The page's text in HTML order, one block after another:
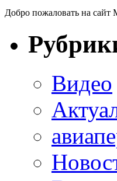
Добро пожаловать на сайт
Видео